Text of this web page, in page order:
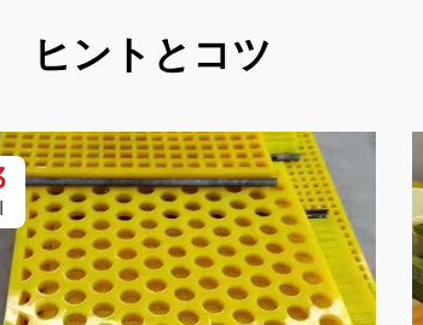
ヒントとコツ